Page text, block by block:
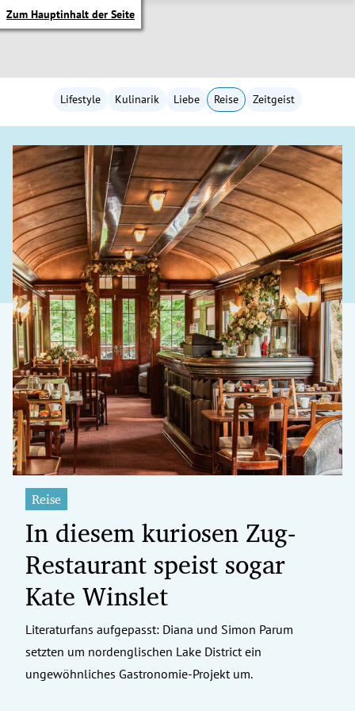
Zum Hauptinhalt der Seite
Untermenü
Untermenü
Untermenü
Untermenü
Untermenü
Untermenü
Untermenü
Untermenü
Untermenü
Untermenü
Lifestyle Kulinarik Liebe Reise Zeitgeist
Reise
In diesem kuriosen Zug-
Restaurant speist sogar
Kate Winslet
Literaturfans aufgepasst: Diana und Simon Parum
setzten um nordenglischen Lake District ein
ungewöhnliches Gastronomie-Projekt um.